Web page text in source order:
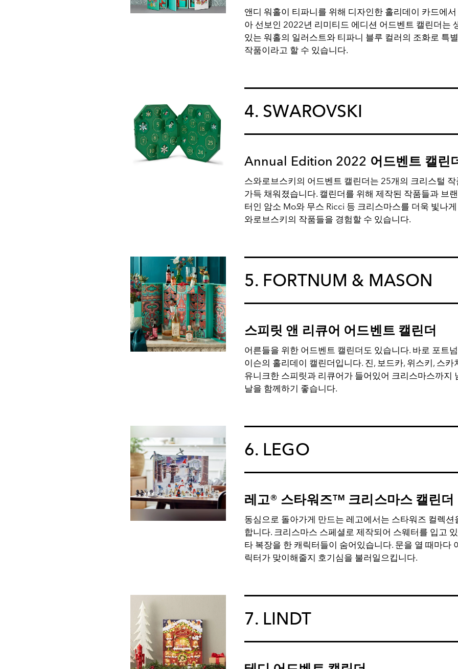
앤디 워홀이 티파니를 위해 디자인한 홀리데이 카드에
아 선보인 2022년 리미티드 에디션 어드벤트 캘린더는
있는 워홀의 일러스트와 티파니 블루 컬러의 조화로 특
작품이라고 할 수 있습니다.
4. SWAROVSKI
Annual Edition 2022 어드벤트 캘린
스와로브스키의 어드벤트 캘린더는 25개의 크리스털 작
가득 채워졌습니다. 캘린더를 위해 제작된 작품들과 브
터인 암소 Mo와 무스 Ricci 등 크리스마스를 더욱 빛나
와로브스키의 작품들을 경험할 수 있습니다.
5. FORTNUM & MASON
스피릿 앤 리큐어 어드벤트 캘린더
어른들을 위한 어드벤트 캘린더도 있습니다. 바로 포트
이슨의 홀리데이 캘린더입니다. 진, 보드카, 위스키, 스카
유니크한 스피릿과 리큐어가 들어있어 크리스마스까지
날을 함께하기 좋습니다.
6. LEGO
레고® 스타워즈™ 크리스마스 캘린더
동심으로 돌아가게 만드는 레고에서는 스타워즈 컬렉션
합니다. 크리스마스 스페셜로 제작되어 스웨터를 입고
타 복장을 한 캐릭터들이 숨어있습니다. 문을 열 때마다
릭터가 맞이해줄지 호기심을 불러일으킵니다.
7. LINDT